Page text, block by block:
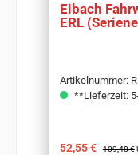
Eibach
ERL
Artikelnummer:
**Lieferzeit:
Verkaufspreis:
52,55 € Regulärer
109,48 €